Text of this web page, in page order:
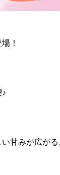
！
甘みが広が